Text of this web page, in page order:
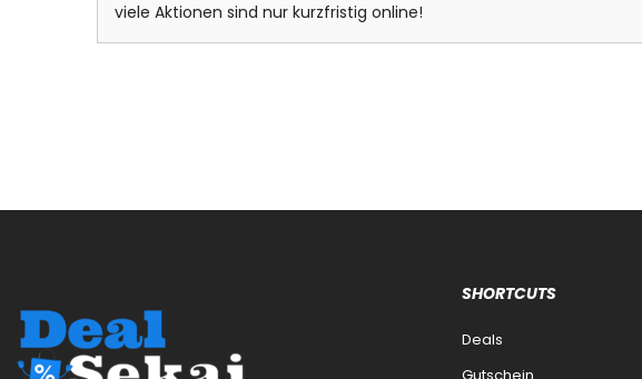
viele Aktionen sind nur kurzfristig online!
SHORTCUTS
Deals